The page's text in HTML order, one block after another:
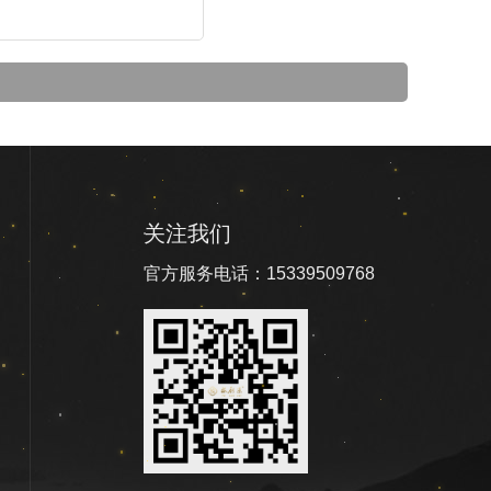
关注我们
官方服务电话：15339509768